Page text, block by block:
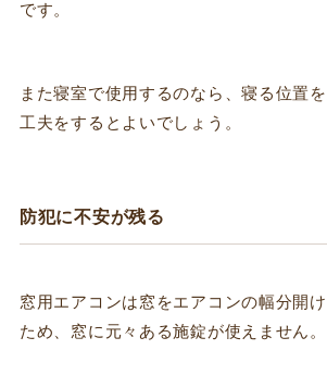
です。
また寝室で使用するのなら、寝る位置
工夫をするとよいでしょう。
防犯に不安が残る
窓用エアコンは窓をエアコンの幅分開
ため、窓に元々ある施錠が使えません。